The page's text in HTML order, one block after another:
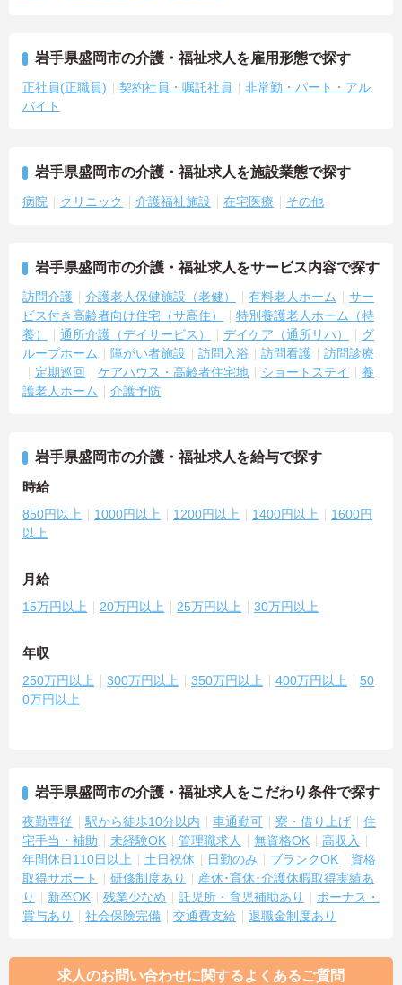
岩手県盛岡市の介護・福祉求人を雇用形態で探す
正社員(正職員) 契約社員・嘱託社員
非常勤・パート・アル
バイト
岩手県盛岡市の介護・福祉求人を施設業態で探す
病院 クリニック 介護福祉施設 在宅医療 その他
岩手県盛岡市の介護・福祉求人をサービス内容で探す
訪問介護 介護老人保健施設（老健） 有料老人ホーム
サー
ビス付き高齢者向け住宅（サ高住）
特別養護老人ホーム（特
養）
通所介護（デイサービス） デイケア（通所リハ）
グ
ループホーム
障がい者施設 訪問入浴 訪問看護
訪問診療
定期巡回
ケアハウス・高齢者住宅地 ショートステイ
養
護老人ホーム
介護予防
岩手県盛岡市の介護・福祉求人を給与で探す
時給
850円以上 1000円以上 1200円以上 1400円以上
1600円
以上
月給
15万円以上 20万円以上 25万円以上 30万円以上
年収
250万円以上 300万円以上 350万円以上 400万円以上
50
0万円以上
岩手県盛岡市の介護・福祉求人をこだわり条件で探す
夜勤専従 駅から徒歩10分以内 車通勤可 寮・借り上げ
住
宅手当・補助
未経験OK 管理職求人 無資格OK
高収入
年間休日110日以上
土日祝休 日勤のみ ブランクOK
資格
取得サポート
研修制度あり
産休･育休･介護休暇取得実績あ
り
新卒OK 残業少なめ 託児所・育児補助あり
ボーナス・
賞与あり
社会保険完備 交通費支給 退職金制度あり
求人のお問い合わせに関するよくあるご質問